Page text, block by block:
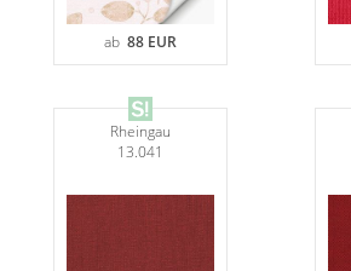
ab 88 EUR
Rheingau
13.041